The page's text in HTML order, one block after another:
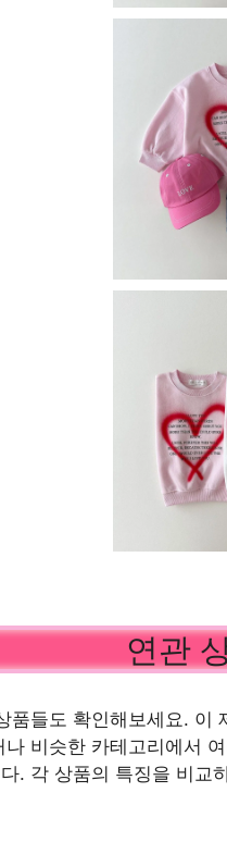
연관
품들도 확인해보세요. 이
나 비슷한 카테고리에서
. 각 상품의 특징을 비교